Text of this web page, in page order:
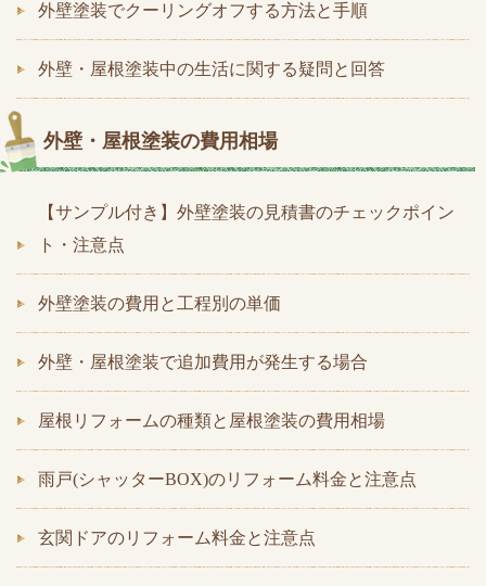
外壁塗装でクーリングオフする方法と手順
外壁・屋根塗装中の生活に関する疑問と回答
外壁・屋根塗装の費用相場
【サンプル付き】外壁塗装の見積書のチェックポイン
ト・注意点
外壁塗装の費用と工程別の単価
外壁・屋根塗装で追加費用が発生する場合
屋根リフォームの種類と屋根塗装の費用相場
雨戸(シャッターBOX)のリフォーム料金と注意点
玄関ドアのリフォーム料金と注意点